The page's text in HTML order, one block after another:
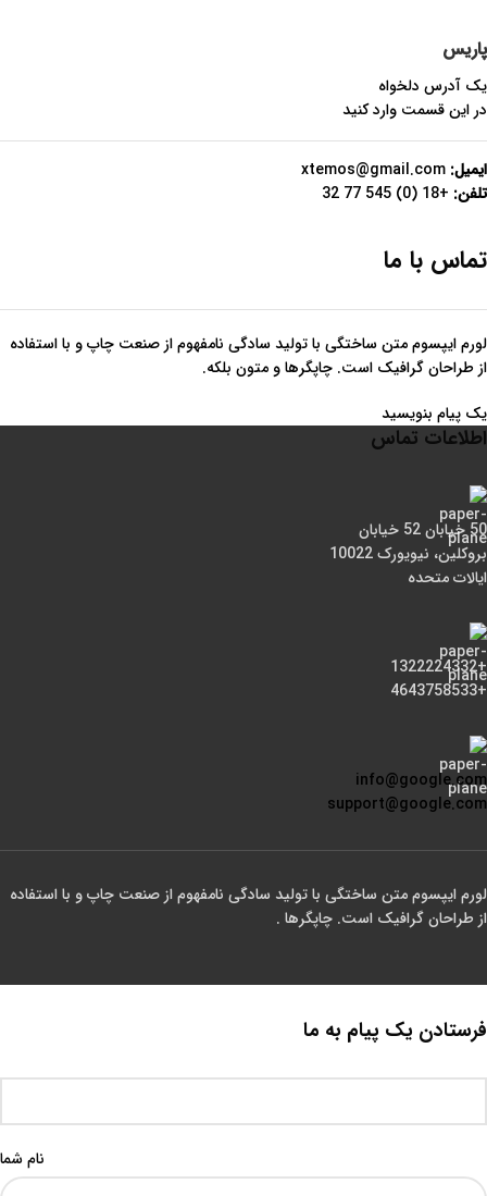
پاریس
یک آدرس دلخواه
در این قسمت وارد کنید
ایمیل:
تلفن: +18 (0) 545 77 32
تماس با ما
لورم ایپسوم متن ساختگی با تولید سادگی نامفهوم از صنعت چاپ و با استفاده
از طراحان گرافیک است. چاپگرها و متون بلکه.
یک پیام بنویسید
اطلاعات تماس
50 خیابان 52 خیابان
بروکلین، نیویورک 10022
ایالات متحده
+1322224332
+4643758533
info@google.com
support@google.com
لورم ایپسوم متن ساختگی با تولید سادگی نامفهوم از صنعت چاپ و با استفاده
از طراحان گرافیک است. چاپگرها .
فرستادن یک پیام به ما
نام شما